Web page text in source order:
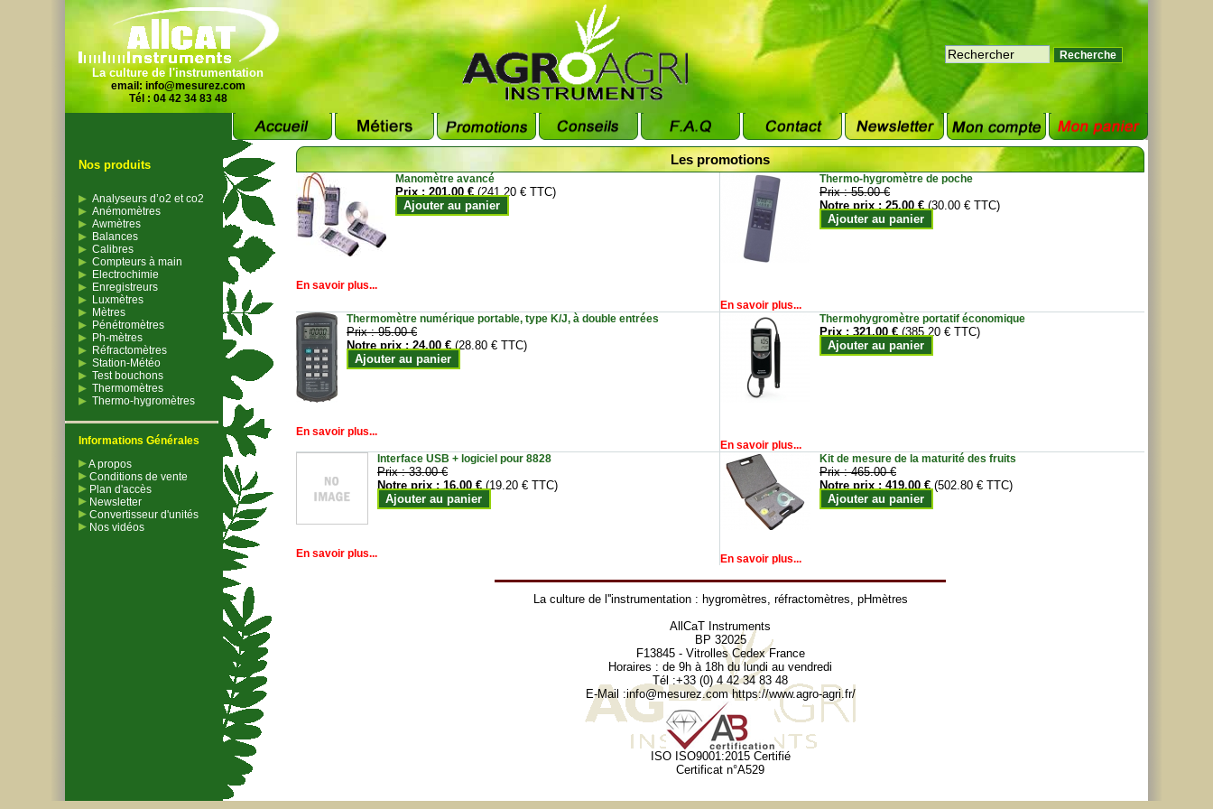
La culture de l'instrumentation
email: info@mesurez.com
Tél : 04 42 34 83 48
Nos produits
Analyseurs d’o2 et co2
Anémomètres
Awmètres
Balances
Calibres
Compteurs à main
Electrochimie
Enregistreurs
Luxmètres
Mètres
Pénétromètres
Ph-mètres
Réfractomètres
Station-Météo
Test bouchons
Thermomètres
Thermo-hygromètres
Informations Générales
A propos
Conditions de vente
Plan d'accès
Newsletter
Convertisseur d'unités
Nos vidéos
Les promotions
Manomètre avancé
Prix :201.00 € (241.20 € TTC)
Ajouter au panier
En savoir plus...
Thermo-hygromètre de poche
Prix :55.00 €
Notre prix :25.00 € (30.00 € TTC)
Ajouter au panier
En savoir plus...
Thermomètre numérique portable, type K/J, à double entrées
Prix :95.00 €
Notre prix :24.00 € (28.80 € TTC)
Ajouter au panier
En savoir plus...
Thermohygromètre portatif économique
Prix :321.00 € (385.20 € TTC)
Ajouter au panier
En savoir plus...
Interface USB + logiciel pour 8828
Prix :33.00 €
Notre prix :16.00 € (19.20 € TTC)
Ajouter au panier
En savoir plus...
Kit de mesure de la maturité des fruits
Prix :465.00 €
Notre prix :419.00 € (502.80 € TTC)
Ajouter au panier
En savoir plus...
La culture de l''instrumentation : hygromètres, réfractomètres, pHmètres
AllCaT Instruments
BP 32025
F13845 - Vitrolles Cedex France
Horaires : de 9h à 18h du lundi au vendredi
Tél :+33 (0) 4 42 34 83 48
E-Mail :info@mesurez.com https://www.agro-agri.fr/
ISO ISO9001:2015 Certifié
Certificat n°A529